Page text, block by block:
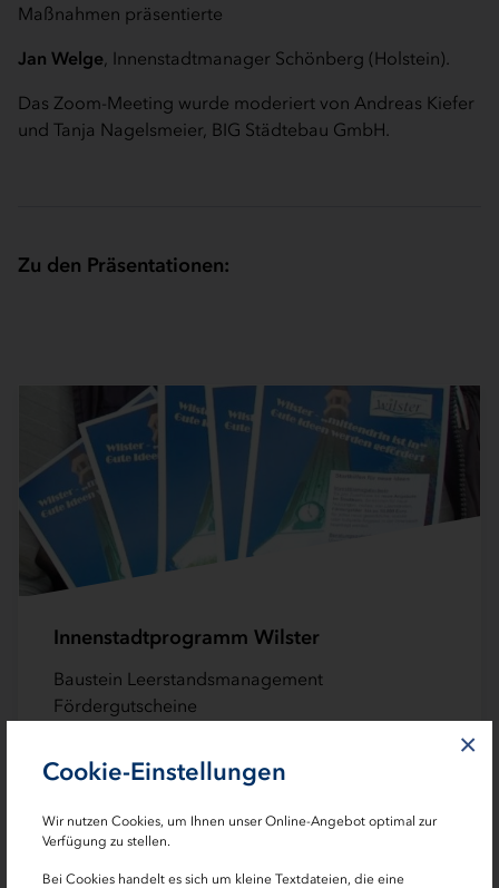
Cookie-Einstellungen
Wir nutzen Cookies, um Ihnen unser Online-Angebot optimal zur
Verfügung zu stellen.
Bei Cookies handelt es sich um kleine Textdateien, die eine
×
Maßnahmen präsentierte
Jan Welge , Innenstadtmanager Schönberg (Holstein).
Das Zoom-Meeting wurde moderiert von Andreas Kiefer
und Tanja Nagelsmeier, BIG Städtebau GmbH.
Zu den Präsentationen:
Innenstadtprogramm Wilster
Baustein Leerstandsmanagement
Fördergutscheine